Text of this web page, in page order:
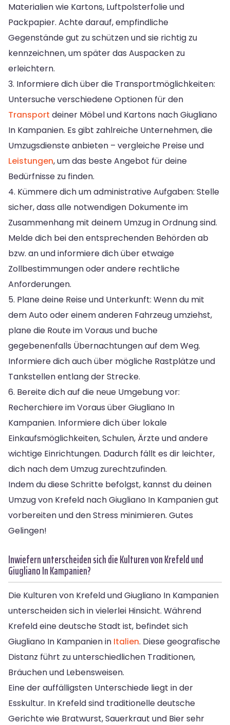
Materialien wie Kartons, Luftpolsterfolie und
Packpapier. Achte darauf, empfindliche
Gegenstände gut zu schützen und sie richtig zu
kennzeichnen, um später das Auspacken zu
erleichtern.
3. Informiere dich über die Transportmöglichkeiten:
Untersuche verschiedene Optionen für den
Transport deiner Möbel und Kartons nach Giugliano
In Kampanien. Es gibt zahlreiche Unternehmen, die
Umzugsdienste anbieten – vergleiche Preise und
Leistungen, um das beste Angebot für deine
Bedürfnisse zu finden.
4. Kümmere dich um administrative Aufgaben: Stelle
sicher, dass alle notwendigen Dokumente im
Zusammenhang mit deinem Umzug in Ordnung sind.
Melde dich bei den entsprechenden Behörden ab
bzw. an und informiere dich über etwaige
Zollbestimmungen oder andere rechtliche
Anforderungen.
5. Plane deine Reise und Unterkunft: Wenn du mit
dem Auto oder einem anderen Fahrzeug umziehst,
plane die Route im Voraus und buche
gegebenenfalls Übernachtungen auf dem Weg.
Informiere dich auch über mögliche Rastplätze und
Tankstellen entlang der Strecke.
6. Bereite dich auf die neue Umgebung vor:
Recherchiere im Voraus über Giugliano In
Kampanien. Informiere dich über lokale
Einkaufsmöglichkeiten, Schulen, Ärzte und andere
wichtige Einrichtungen. Dadurch fällt es dir leichter,
dich nach dem Umzug zurechtzufinden.
Indem du diese Schritte befolgst, kannst du deinen
Umzug von Krefeld nach Giugliano In Kampanien gut
vorbereiten und den Stress minimieren. Gutes
Gelingen!
Inwiefern unterscheiden sich die Kulturen von Krefeld und
Giugliano In Kampanien?
Die Kulturen von Krefeld und Giugliano In Kampanien
unterscheiden sich in vielerlei Hinsicht. Während
Krefeld eine deutsche Stadt ist, befindet sich
Giugliano In Kampanien in Italien. Diese geografische
Distanz führt zu unterschiedlichen Traditionen,
Bräuchen und Lebensweisen.
Eine der auffälligsten Unterschiede liegt in der
Esskultur. In Krefeld sind traditionelle deutsche
Gerichte wie Bratwurst, Sauerkraut und Bier sehr